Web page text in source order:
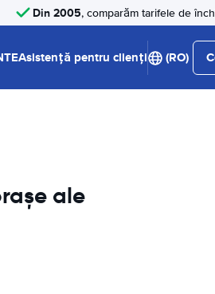
Din 2005, comparăm tarifele de
Asistență pentru clienți (RO)
ale